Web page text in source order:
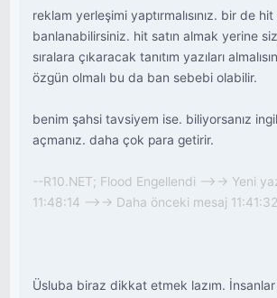
reklam yerleşimi yaptırmalısınız. bir de
banlanabilirsiniz. hit satın almak yerine
sıralara çıkaracak tanıtım yazıları
özgün olmalı bu da ban sebebi olabilir.
benim şahsi tavsiyem ise. biliyorsanız
açmanız. daha çok para getirir.
--R10.NET; Flood Engellendi -->-> Yeni
11:48:14 -->-> Daha önceki mesaj
Üsluba biraz dikkat etmek lazım.